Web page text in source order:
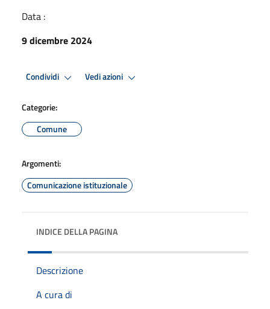
Data :
9 dicembre 2024
Condividi Vedi azioni
Categorie:
Comune
Argomenti:
Comunicazione istituzionale
INDICE DELLA PAGINA
Descrizione
A cura di